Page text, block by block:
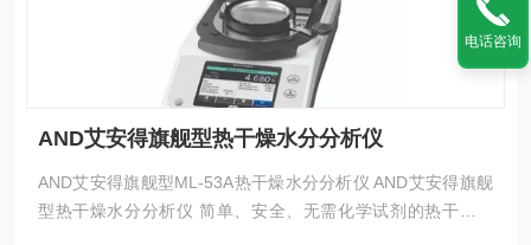
AND艾安得旗舰型热干燥水分分析仪
AND艾安得旗舰型ML-53A热干燥水分分析仪 AND艾安得旗舰
型热干燥水分分析仪 简单、安全、无需化学试剂的热干燥技
电话咨询